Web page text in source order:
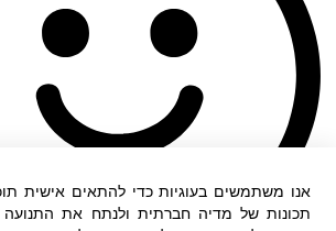
אנו משתמשים בעוגיות כדי להתאים אישית
תכונות של מדיה חברתית ולנתח את התנועה